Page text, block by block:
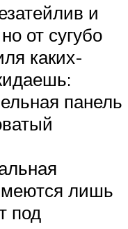
и
от сугубо
каких-
панель
лишь
под